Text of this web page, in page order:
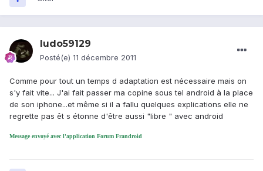
ludo59129
Posté(e) 11 décembre 2011
Comme pour tout un temps d adaptation est nécessaire mais on
s'y fait vite... J'ai fait passer ma copine sous tel android à la place
de son iphone...et même si il a fallu quelques explications elle ne
regrette pas êt s étonne d'être aussi "libre " avec android
Message envoyé avec l'application Forum Frandroid